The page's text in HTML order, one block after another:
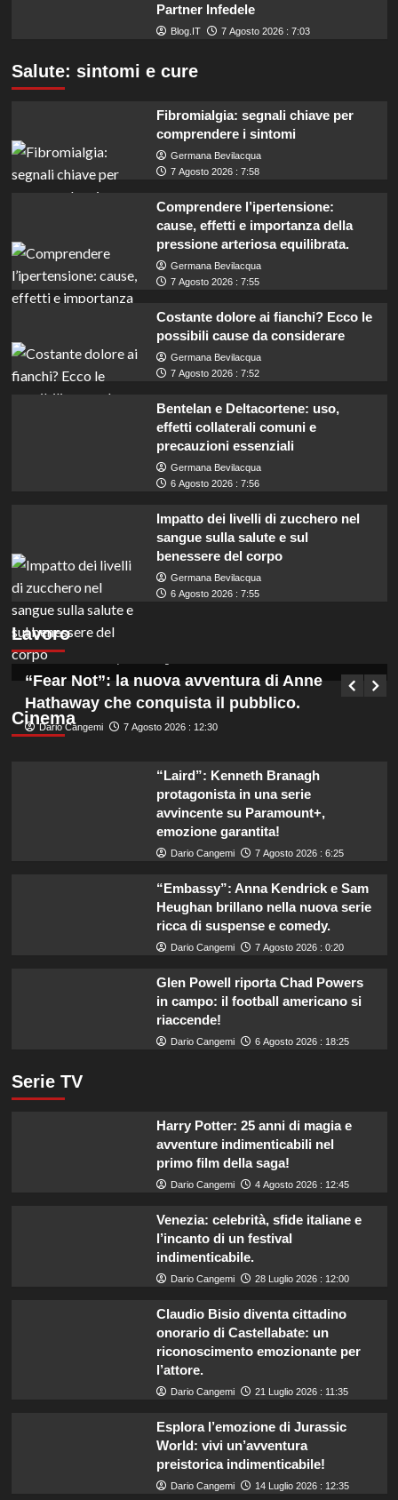
Partner Infedele
Blog.IT 7 Agosto 2026 : 7:03
Salute: sintomi e cure
Fibromialgia: segnali chiave per
comprendere i sintomi
Germana Bevilacqua
7 Agosto 2026 : 7:58
Comprendere l’ipertensione:
cause, effetti e importanza della
pressione arteriosa equilibrata.
Germana Bevilacqua
7 Agosto 2026 : 7:55
Costante dolore ai fianchi? Ecco le
possibili cause da considerare
Germana Bevilacqua
7 Agosto 2026 : 7:52
Bentelan e Deltacortene: uso,
effetti collaterali comuni e
precauzioni essenziali
Germana Bevilacqua
6 Agosto 2026 : 7:56
Impatto dei livelli di zucchero nel
sangue sulla salute e sul
benessere del corpo
Germana Bevilacqua
6 Agosto 2026 : 7:55
Lavoro
Coadiutori amministrativi cercasi in Calabria:
assunzioni con licenza media presso ASP
Vibo Valentia.
Germana Bevilacqua
Cinema
“Fear Not”: la nuova avventura di Anne
Hathaway che conquista il pubblico.
Dario Cangemi 7 Agosto 2026 : 12:30
“Laird”: Kenneth Branagh
protagonista in una serie
avvincente su Paramount+,
emozione garantita!
Dario Cangemi 7 Agosto 2026 : 6:25
“Embassy”: Anna Kendrick e Sam
Heughan brillano nella nuova serie
ricca di suspense e comedy.
Dario Cangemi 7 Agosto 2026 : 0:20
Glen Powell riporta Chad Powers
in campo: il football americano si
riaccende!
Dario Cangemi 6 Agosto 2026 : 18:25
Serie TV
Harry Potter: 25 anni di magia e
avventure indimenticabili nel
primo film della saga!
Dario Cangemi 4 Agosto 2026 : 12:45
Venezia: celebrità, sfide italiane e
l’incanto di un festival
indimenticabile.
Dario Cangemi 28 Luglio 2026 : 12:00
Claudio Bisio diventa cittadino
onorario di Castellabate: un
riconoscimento emozionante per
l’attore.
Dario Cangemi 21 Luglio 2026 : 11:35
Esplora l’emozione di Jurassic
World: vivi un’avventura
preistorica indimenticabile!
Dario Cangemi 14 Luglio 2026 : 12:35